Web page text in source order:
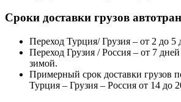
Сроки доставки грузов
Переход Турция/ Грузия – от 2 до 5
Переход Грузия / Россия – от 7
зимой.
Примерный срок доставки грузов
Турция – Грузия – Россия от 14 до